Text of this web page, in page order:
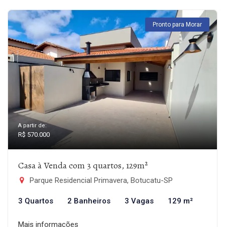
Pronto para Morar
A partir de:
R$ 570.000
Casa à Venda com 3 quartos, 129m²
Parque Residencial Primavera, Botucatu-SP
3 Quartos 2 Banheiros 3 Vagas 129 m²
Mais informações